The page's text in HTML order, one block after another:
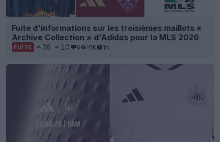
Fuite d'informations sur les troisièmes maillots «
Archive Collection » d'Adidas pour la MLS 2026
FUITE 38 10 0 15K 1h